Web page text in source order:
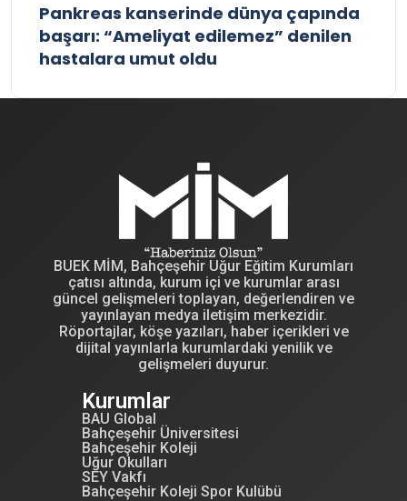
Pankreas kanserinde dünya çapında
başarı: “Ameliyat edilemez” denilen
hastalara umut oldu
BUEK MİM, Bahçeşehir Uğur Eğitim Kurumları
çatısı altında, kurum içi ve kurumlar arası
güncel gelişmeleri toplayan, değerlendiren ve
yayınlayan medya iletişim merkezidir.
Röportajlar, köşe yazıları, haber içerikleri ve
dijital yayınlarla kurumlardaki yenilik ve
gelişmeleri duyurur.
Kurumlar
BAU Global
Bahçeşehir Üniversitesi
Bahçeşehir Koleji
Uğur Okulları
SEY Vakfı
Bahçeşehir Koleji Spor Kulübü